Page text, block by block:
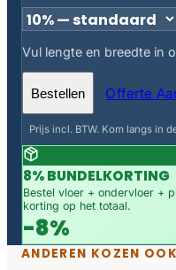
Vul lengte en breedte in
Bestellen Offerte
Prijs incl. BTW. Kom langs in
8% BUNDELKORTING
Bestel vloer + ondervloer +
korting op het totaal.
-8%
ANDEREN KOZEN OOK